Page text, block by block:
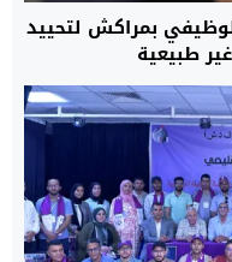
بمراكش لتحييد
طبيعية